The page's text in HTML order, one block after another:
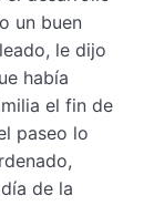
un buen
le dijo
había
el fin de
paseo lo
de la